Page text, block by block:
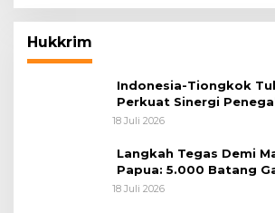
Hukkrim
Indonesia-Tiongkok
Perkuat Sinergi
Lintas Negara
18 Juli 2026
Langkah Tegas Demi
Papua: 5.000 Batang
Diungkap Koops TNI
18 Juli 2026